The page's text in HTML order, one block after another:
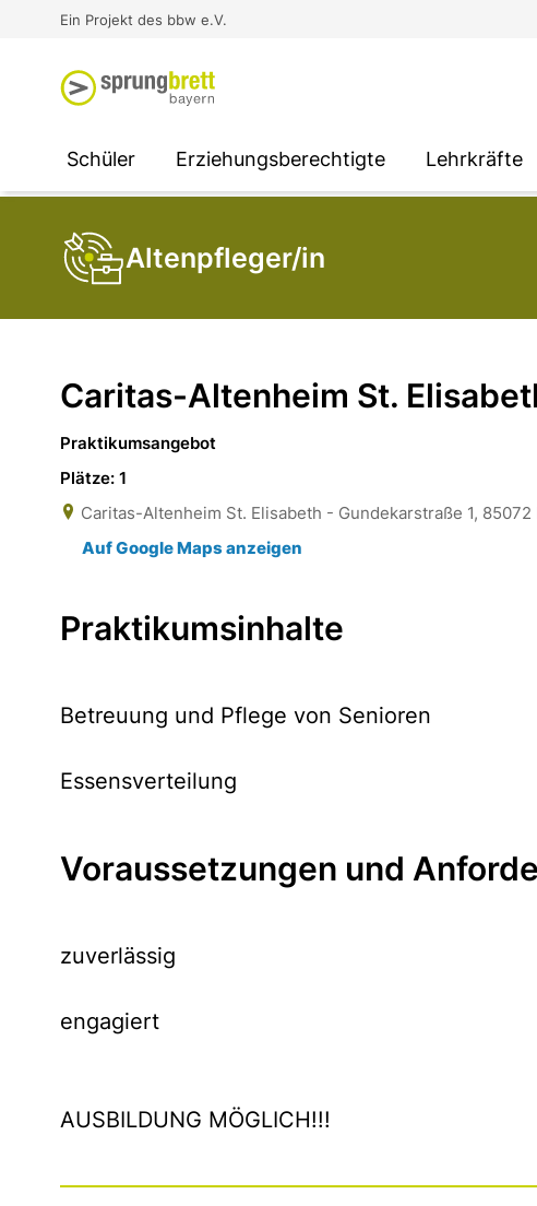
Ein Projekt des bbw e.V.
Schüler
SOCIAL MEDIA
Erziehungsberechtigte
SOCIAL MEDIA
Lehrkräfte
SOCIAL MEDIA
Unternehmen
Altenpfleger/in
Caritas-Altenheim St.
Praktikumsangebot
Plätze: 1
Caritas-Altenheim St. Elisabeth - Gundekarstraße 1, 85072
Auf Google Maps anzeigen
Praktikumsinhalte
Betreuung und Pflege von Senioren
Essensverteilung
Voraussetzungen und
zuverlässig
engagiert
AUSBILDUNG MÖGLICH!!!